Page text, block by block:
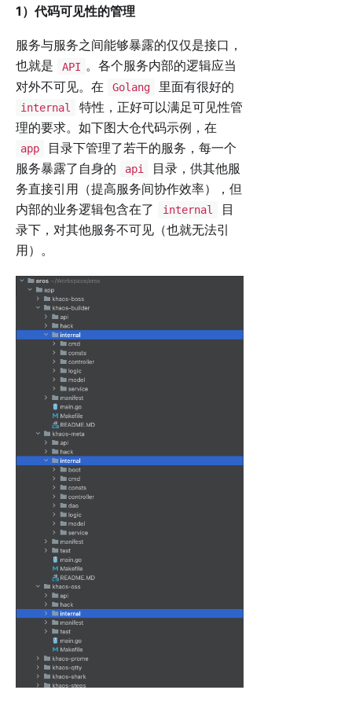
1）代码可见性的管理
服务与服务之间能够暴露的仅仅是接口，
也就是
API 。各个服务内部的逻辑应当
对外不可见。在
Golang 里面有很好的
internal
特性，正好可以满足可见性管
理的要求。如下图大仓代码示例，在
app
目录下管理了若干的服务，每一个
服务暴露了自身的
api
目录，供其他服
务直接引用（提高服务间协作效率），但
内部的业务逻辑包含在了
internal
目
录下，对其他服务不可见（也就无法引
用）。